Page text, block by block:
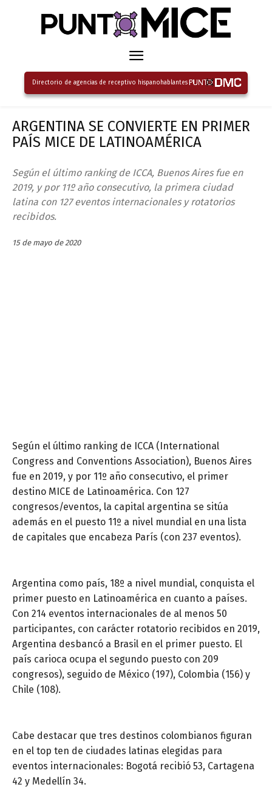
Directorio de agencias de receptivo hispanohablantes
ARGENTINA SE CONVIERTE EN PRIMER
PAÍS MICE DE LATINOAMÉRICA
Según el último ranking de ICCA, Buenos Aires fue en
2019, y por 11º año consecutivo, la primera ciudad
latina con 127 eventos internacionales y rotatorios
recibidos.
15 de mayo de 2020
Según el último ranking de ICCA (International
Congress and Conventions Association), Buenos Aires
fue en 2019, y por 11º año consecutivo, el primer
destino MICE de Latinoamérica. Con 127
congresos/eventos, la capital argentina se sitúa
además en el puesto 11º a nivel mundial en una lista
de capitales que encabeza París (con 237 eventos).
Argentina como país, 18º a nivel mundial, conquista el
primer puesto en Latinoamérica en cuanto a países.
Con 214 eventos internacionales de al menos 50
participantes, con carácter rotatorio recibidos en 2019,
Argentina desbancó a Brasil en el primer puesto. El
país carioca ocupa el segundo puesto con 209
congresos), seguido de México (197), Colombia (156) y
Chile (108).
Cabe destacar que tres destinos colombianos figuran
en el top ten de ciudades latinas elegidas para
eventos internacionales: Bogotá recibió 53, Cartagena
42 y Medellín 34.